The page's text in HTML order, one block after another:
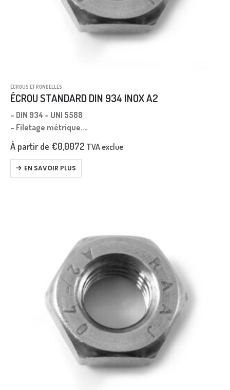
ÉCROUS ET RONDELLES
ÉCROU STANDARD DIN 934 INOX A2
– DIN 934 – UNI 5588
– Filetage métrique.
– Pas gros.
À partir de €0,0072 TVA exclue
EN SAVOIR PLUS